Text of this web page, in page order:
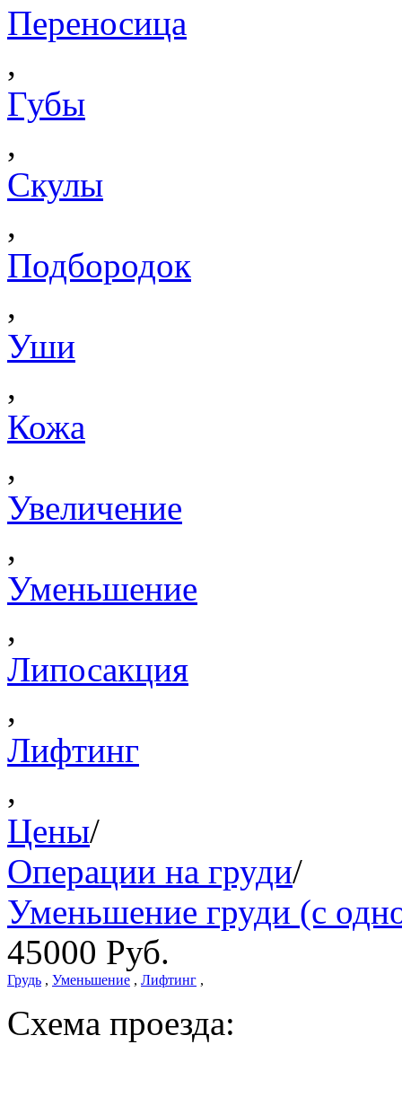
Переносица
,
Губы
,
Скулы
,
Подбородок
,
Уши
,
Кожа
,
Увеличение
,
Уменьшение
,
Липосакция
,
Лифтинг
,
Цены/
Операции на груди/
Уменьшение груди (с
45000 Руб.
Грудь , Уменьшение , Лифтинг ,
Схема проезда: